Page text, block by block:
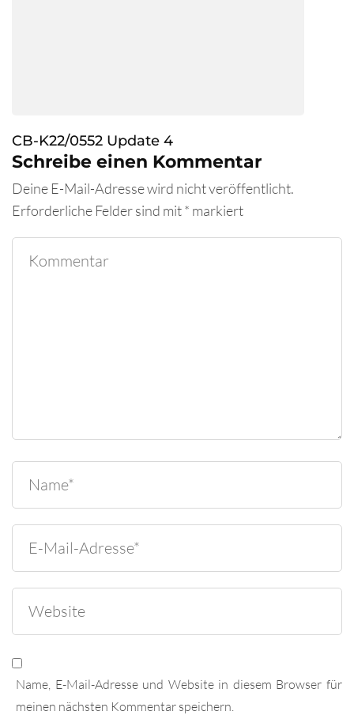
CB-K22/0552 Update 4
Schreibe einen Kommentar
Deine E-Mail-Adresse wird nicht veröffentlicht.
Erforderliche Felder sind mit* markiert
Name, E-Mail-Adresse und Website in diesem Browser für
meinen nächsten Kommentar speichern.